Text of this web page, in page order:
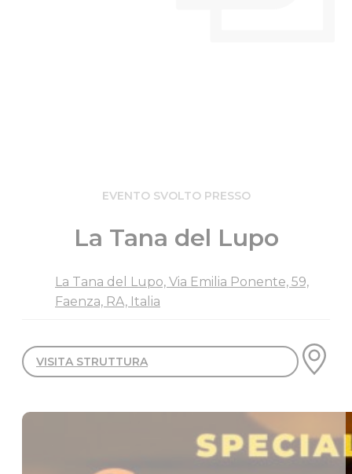
EVENTO SVOLTO PRESSO
La Tana del Lupo
La Tana del Lupo, Via Emilia Ponente, 59,
Faenza, RA, Italia
VISITA STRUTTURA